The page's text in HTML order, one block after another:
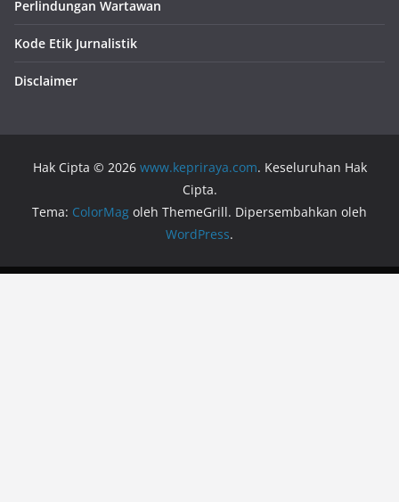
Perlindungan Wartawan
Kode Etik Jurnalistik
Disclaimer
Hak Cipta © 2026 www.kepriraya.com. Keseluruhan Hak
Cipta.
Tema: ColorMag oleh ThemeGrill. Dipersembahkan oleh
WordPress.